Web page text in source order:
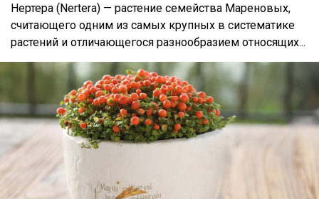
Нертера (Nertera) — растение семейства Мареновых,
считающего одним из самых крупных в систематике
растений и отличающегося разнообразием относящих...